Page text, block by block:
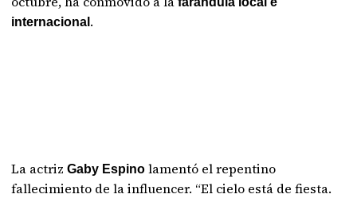
internacional .
La actrizGaby Espino lamentó el repentino
fallecimiento de la influencer. “El cielo está de fiesta.